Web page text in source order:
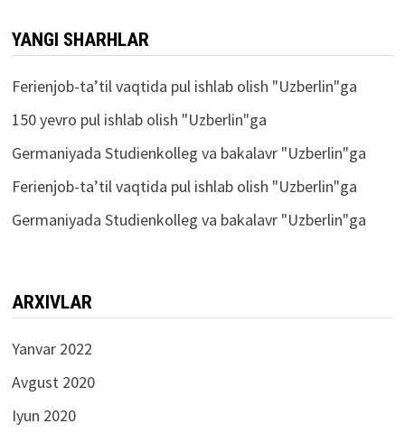
YANGI SHARHLAR
Ferienjob-ta’til vaqtida pul ishlab olish "Uzberlin"ga
150 yevro pul ishlab olish "Uzberlin"ga
Germaniyada Studienkolleg va bakalavr"Uzberlin"ga
Ferienjob-ta’til vaqtida pul ishlab olish "Uzberlin"ga
Germaniyada Studienkolleg va bakalavr"Uzberlin"ga
ARXIVLAR
Yanvar 2022
Avgust 2020
Iyun 2020